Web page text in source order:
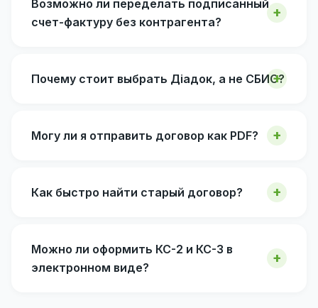
Возможно ли переделать подписанный
счет-фактуру без контрагента?
Почему стоит выбрать Діадок, а не СБИС?
Могу ли я отправить договор как PDF?
Как быстро найти старый договор?
Можно ли оформить КС-2 и КС-3 в
электронном виде?